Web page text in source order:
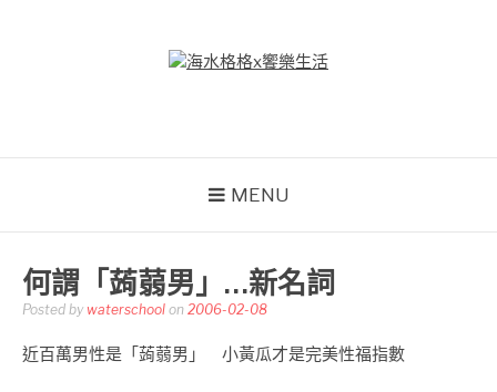
MENU
何謂「蒟蒻男」…新名詞
Posted by waterschool on 2006-02-08
近百萬男性是「蒟蒻男」 小黃瓜才是完美性福指數